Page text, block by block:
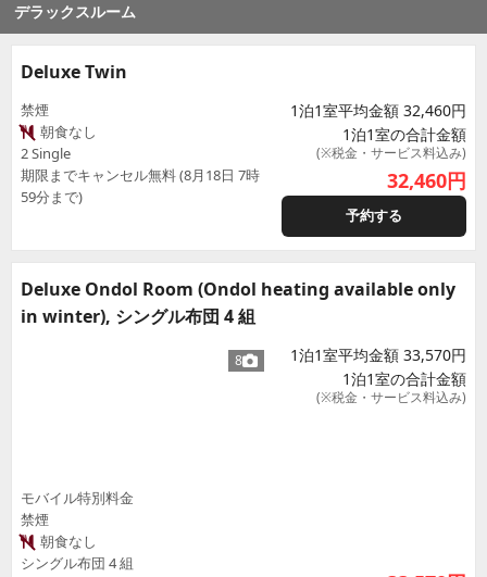
デラックスルーム
Deluxe Twin
禁煙
朝食なし
2 Single
期限までキャンセル無料 (8月18日 7時
59分まで)
1泊1室平均金額 32,460円
1泊1室の合計金額
(※税金・サービス料込み)
32,460円
予約する
Deluxe Ondol Room (Ondol heating available only
in winter), シングル布団 4 組
8
モバイル特別料金
禁煙
朝食なし
シングル布団 4 組
1泊1室平均金額 33,570円
1泊1室の合計金額
(※税金・サービス料込み)